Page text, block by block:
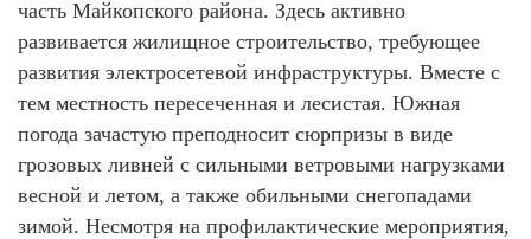
часть Майкопского района. Здесь активно
развивается жилищное строительство, требующее
развития электросетевой инфраструктуры. Вместе с
тем местность пересеченная и лесистая. Южная
погода зачастую преподносит сюрпризы в виде
грозовых ливней с сильными ветровыми нагрузками
весной и летом, а также обильными снегопадами
зимой. Несмотря на профилактические мероприятия,